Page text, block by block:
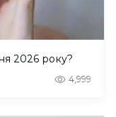
2026 року?
4,999